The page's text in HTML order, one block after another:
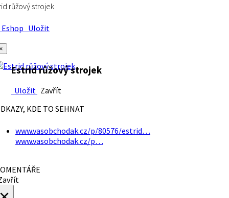
růžový strojek
Uložit
Estrid růžový strojek
Uložit Zavřít
KDE TO SEHNAT
www.vasobchodak.cz/p/80576/estrid…
www.vasobchodak.cz/p…